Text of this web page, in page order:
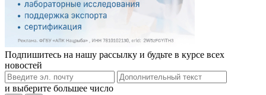
Подпишитесь на нашу рассылку и будьте в курсе всех
новостей
и выберите большее число